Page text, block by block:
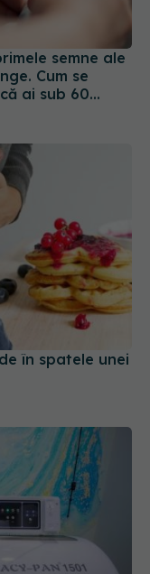
semne ale
Cum se
ai sub 60
în spatele unei